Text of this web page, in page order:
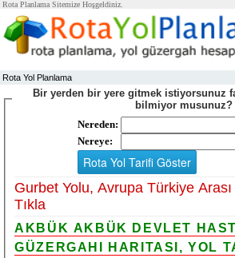
Rota Planlama Sitemize Hoşgeldiniz.
Rota Yol Planlama
Bir yerden bir yere gitmek istiyorsunuz
bilmiyor musunuz?
Nereden:
Nereye:
Gurbet Yolu, Avrupa Türkiye
Tıkla
AKBÜK AKBÜK DEVLET
GÜZERGAHI HARITASI, YOL